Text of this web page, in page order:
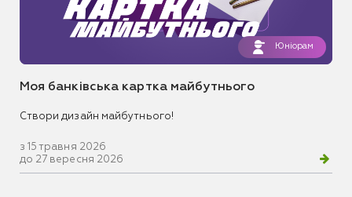
Юніорам
Моя банківська картка майбутнього
Створи дизайн майбутнього!
з 15 травня 2026
до 27 вересня 2026